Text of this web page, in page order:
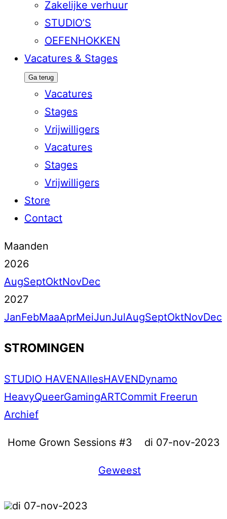
Zakelijke verhuur
STUDIO’S
OEFENHOKKEN
Vacatures & Stages
Ga terug
Vacatures
Stages
Vrijwilligers
Vacatures
Stages
Vrijwilligers
Store
Contact
Maanden
2026
AugSeptOktNovDec
2027
JanFebMaaAprMeiJunJulAugSeptOktNovDec
STROMINGEN
STUDIO HAVENAllesHAVENDynamo
HeavyQueerGamingARTCommit Freerun
Archief
Home Grown Sessions #3 di 07-nov-2023
Geweest
di 07-nov-2023